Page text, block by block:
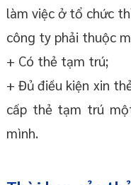
làm việc ở tổ chức
công ty phải thuộc
+ Có thẻ tạm trú;
+ Đủ điều kiện xin
cấp thẻ tạm trú
mình.